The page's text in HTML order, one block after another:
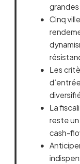
Cinq
Les
La
reste un
cash-